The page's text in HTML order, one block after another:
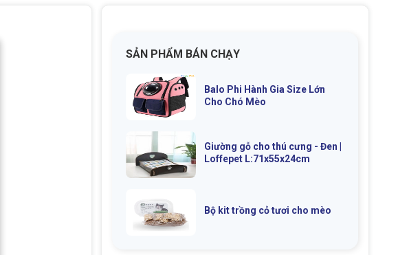
SẢN PHẨM BÁN CHẠY
Balo Phi Hành Gia Size Lớn
Cho Chó Mèo
Giường gỗ cho thú cưng - Đen |
Loffepet L:71x55x24cm
Bộ kit trồng cỏ tươi cho mèo